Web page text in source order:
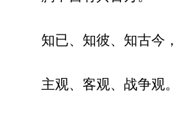
知已、知彼、知古今，
主观、客观、战争观。